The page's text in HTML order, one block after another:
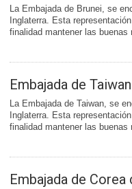
La Embajada de Brunei, se
Inglaterra. Esta
finalidad mantener las
Embajada de
La Embajada de Taiwan, se
Inglaterra. Esta
finalidad mantener las
Embajada de